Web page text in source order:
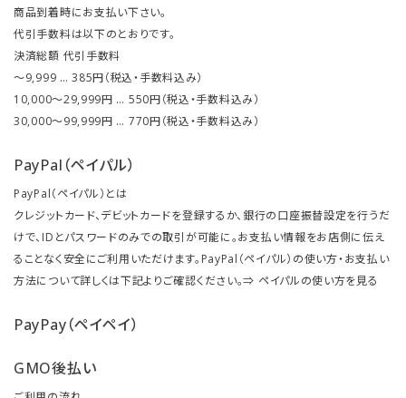
商品到着時にお支払い下さい。
代引手数料は以下のとおりです。
決済総額 代引手数料
～9,999 … 385円（税込・手数料込み）
10,000～29,999円 … 550円（税込・手数料込み）
30,000～99,999円 … 770円（税込・手数料込み）
PayPal（ペイパル）
PayPal（ペイパル）とは
クレジットカード、デビットカードを登録するか、銀行の口座振替設定を行うだ
けで、IDとパスワードのみでの取引が可能に。お支払い情報をお店側に伝え
ることなく安全にご利用いただけます。PayPal（ペイパル）の使い方・お支払い
方法について詳しくは下記よりご確認ください。⇒ ペイパルの使い方を見る
PayPay（ペイペイ）
GMO後払い